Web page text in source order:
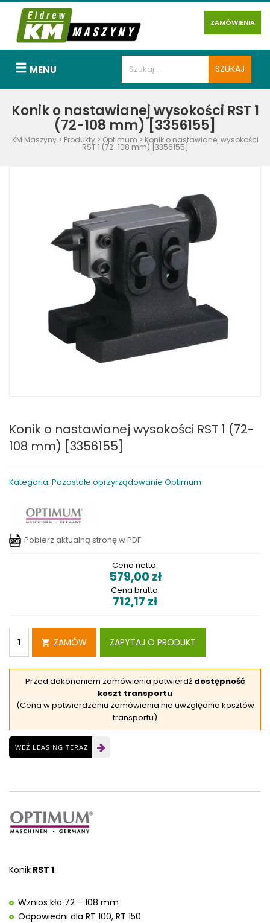
ZAMÓWIENIA
MENU
Konik o nastawianej wysokości RST 1
(72-108 mm) [3356155]
KM Maszyny> Produkty> Optimum > Konik o nastawianej wysokości
RST 1 (72-108 mm) [3356155]
Konik o nastawianej wysokości RST 1 (72-
108 mm) [3356155]
Kategoria: Pozostałe oprzyrządowanie Optimum
Pobierz aktualną stronę w PDF
Cena netto:
579,00 zł
Cena brutto:
712,17 zł
ZAMÓW ZAPYTAJ O PRODUKT
Przed dokonaniem zamówienia potwierdź dostępność
koszt transportu
(Cena w potwierdzeniu zamówienia nie uwzględnia kosztów
transportu)
WEŹ LEASING TERAZ
Konik RST 1.
Wznios kła 72 – 108 mm
Odpowiedni dla RT 100, RT 150